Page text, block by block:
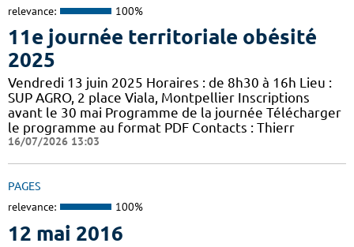
relevance: 100%
11e journée territoriale obésité
2025
Vendredi 13 juin 2025 Horaires : de 8h30 à 16h Lieu :
SUP AGRO, 2 place Viala, Montpellier Inscriptions
avant le 30 mai Programme de la journée Télécharger
le programme au format PDF Contacts : Thierr
16/07/2026 13:03
PAGES
relevance: 100%
12 mai 2016